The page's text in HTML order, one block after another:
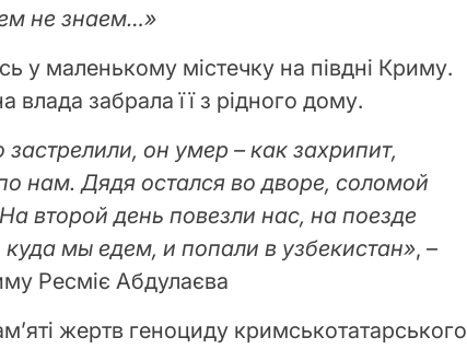
не знаем…»
у маленькому містечку на півдні Криму.
влада забрала її з рідного дому.
он умер – как захрипит,
нам. Дядя остался во дворе, соломой
второй день повезли нас, на поезде
куда мы едем, и попали в узбекистан», –
Ресміє Абдулаєва
жертв геноциду кримськотатарського